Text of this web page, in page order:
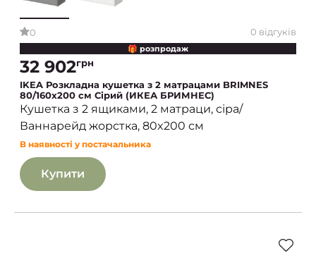
0 0 відгуків
🎁 розпродаж
32 902грн
IKEA Розкладна кушетка з 2 матрацами BRIMNES
80/160x200 см Сірий (ИКЕА БРИМНЕС)
Кушетка з 2 ящиками, 2 матраци, сіра/
Ваннарейд жорстка, 80x200 см
В наявності у постачальника
Купити